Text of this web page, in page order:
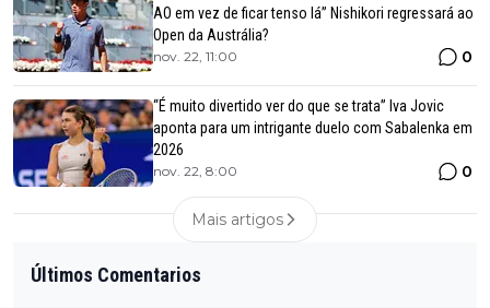
AO em vez de ficar tenso lá” Nishikori regressará ao
Open da Austrália?
nov. 22, 11:00 0
“É muito divertido ver do que se trata” Iva Jovic
aponta para um intrigante duelo com Sabalenka em
2026
nov. 22, 8:00 0
Mais artigos
Últimos Comentarios